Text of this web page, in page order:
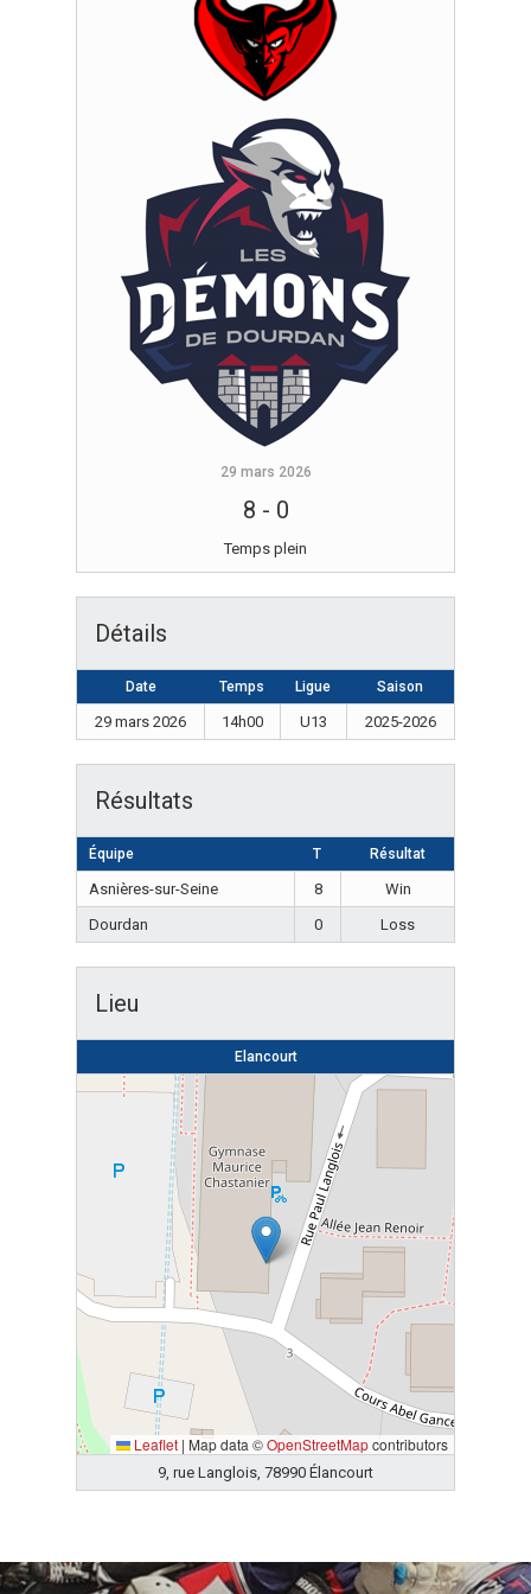
29 mars 2026
8 - 0
Temps plein
Détails
Date Temps Ligue Saison
29 mars 2026 14h00 U13 2025-2026
Résultats
Équipe T Résultat
Asnières-sur-Seine 8
Win
Dourdan
0 Loss
Lieu
Elancourt
Leaflet | Map data ©OpenStreetMapcontributors
9, rue Langlois, 78990 Élancourt